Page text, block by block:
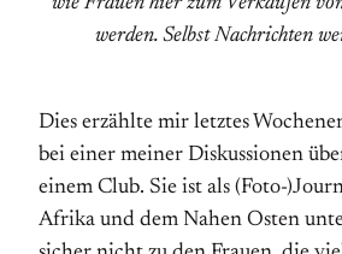
werden. Selbst Nachrichten
Dies erzählte mir letztes
bei einer meiner Diskussionen
einem Club. Sie ist als (Foto-
Afrika und dem Nahen Osten